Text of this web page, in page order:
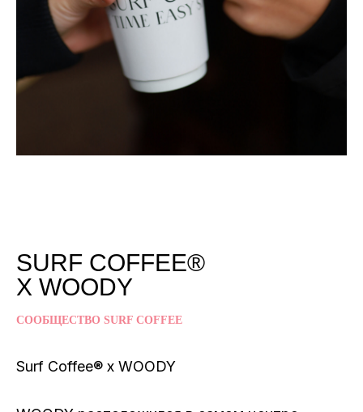
SURF COFFEE®
X WOODY
СООБЩЕСТВО SURF COFFEE
Surf Coffee® x WOODY